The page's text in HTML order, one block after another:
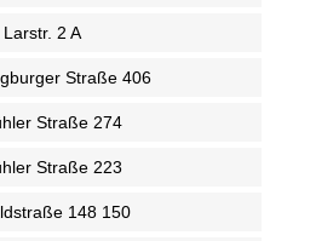
2 A
Straße 406
Straße 274
Straße 223
148 150